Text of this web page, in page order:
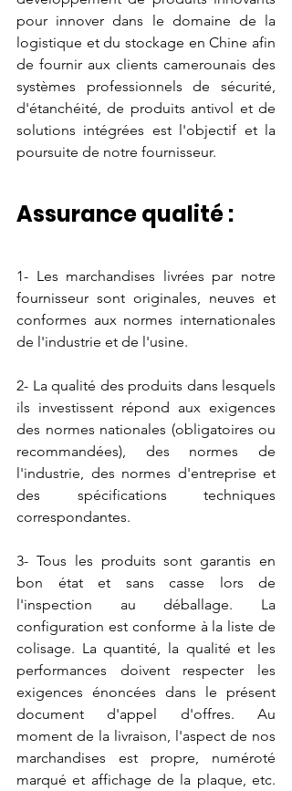
pour innover dans le domaine de la
logistique et du stockage en Chine afin
de fournir aux clients camerounais des
systèmes professionnels de sécurité,
d'étanchéité, de produits antivol et de
solutions intégrées est l'objectif et la
poursuite de notre fournisseur.
Assurance qualité :
1- Les marchandises livrées par notre
fournisseur sont originales, neuves et
conformes aux normes internationales
de l'industrie et de l'usine.
2- La qualité des produits dans lesquels
ils investissent répond aux exigences
des normes nationales (obligatoires ou
recommandées), des normes de
l'industrie, des normes d'entreprise et
des spécifications techniques
correspondantes.
3- Tous les produits sont garantis en
bon état et sans casse lors de
l'inspection au déballage. La
configuration est conforme à la liste de
colisage. La quantité, la qualité et les
performances doivent respecter les
exigences énoncées dans le présent
document d'appel d'offres. Au
moment de la livraison, l'aspect de nos
marchandises est propre, numéroté
marqué et affichage de la plaque, etc.